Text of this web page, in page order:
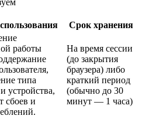
Срок хранения
работы
типа
устройства,
сбоев и
На время сессии
(до закрытия
браузера) либо
краткий период
(обычно до 30
минут — 1 часа)